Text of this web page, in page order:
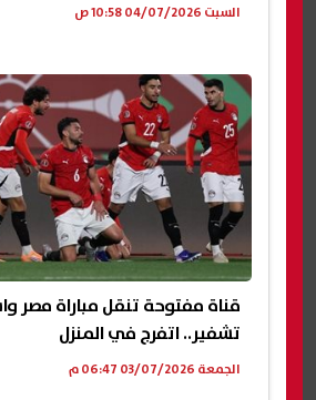
السبت 04/07/2026 10:58 ص
قناة مفتوحة تنقل مباراة مصر
تشفير.. اتفرج في المنزل
الجمعة 03/07/2026 06:47 م